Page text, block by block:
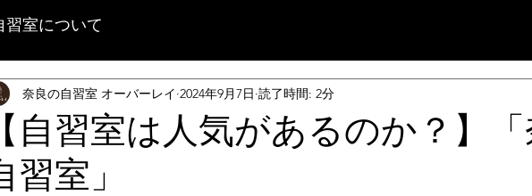
習室について
【自習室は人気があるのか？】
習室」
奈良の自習室 オーバーレイ 2024年9月7日 読了時間: 2分